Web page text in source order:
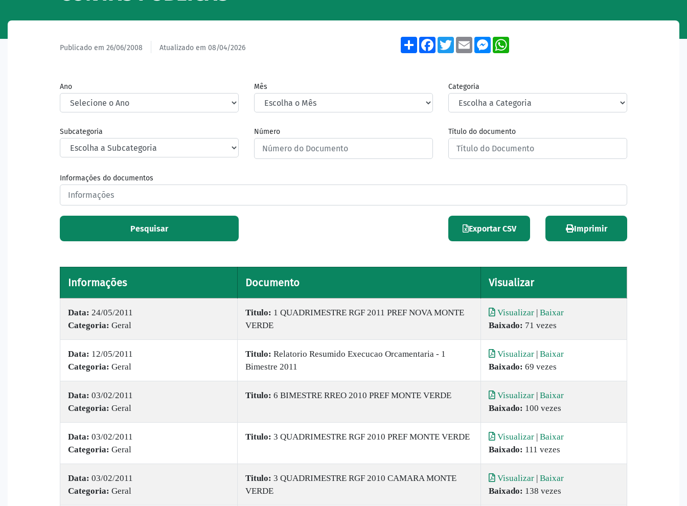
Publicado em 26/06/2008 Atualizado em 08/04/2026
ShareFacebook
TwitterEmailMessenger
Ano Mês Categoria
Subcategoria Número Título do documento
Informações do documentos
Pesquisar Exportar CSV Imprimir
Informações Documento Visualizar
Data: 24/05/2011
Categoria: Geral
Titulo: 1 QUADRIMESTRE RGF 2011 PREF NOVA MONTE
VERDE
Visualizar | Baixar
Baixado: 71 vezes
Data: 12/05/2011
Categoria: Geral
Titulo: Relatorio Resumido Execucao Orcamentaria - 1
Bimestre 2011
Visualizar | Baixar
Baixado: 69 vezes
Data: 03/02/2011
Categoria: Geral
Titulo: 6 BIMESTRE RREO 2010 PREF MONTE VERDE Visualizar | Baixar
Baixado: 100 vezes
Data: 03/02/2011
Categoria: Geral
Titulo: 3 QUADRIMESTRE RGF 2010 PREF MONTE VERDE Visualizar | Baixar
Baixado: 111 vezes
Data: 03/02/2011
Categoria: Geral
Titulo: 3 QUADRIMESTRE RGF 2010 CAMARA MONTE
VERDE
Visualizar | Baixar
Baixado: 138 vezes